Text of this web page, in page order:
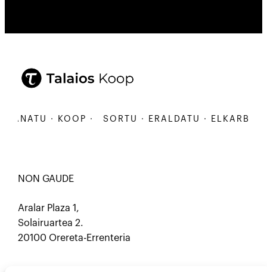
· KOOP · SORTU · ERALDATU ·
NON GAUDE
Aralar Plaza 1,
Solairuartea 2.
20100 Orereta-Errenteria